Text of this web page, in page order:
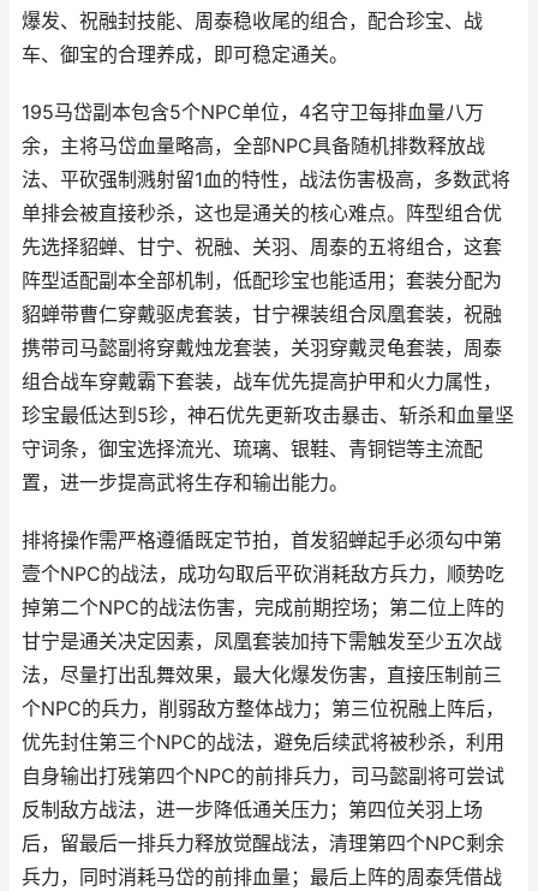
爆发、祝融封技能、周泰稳收尾的组合，配合珍宝、战
车、御宝的合理养成，即可稳定通关。
195马岱副本包含5个NPC单位，4名守卫每排血量八万
余，主将马岱血量略高，全部NPC具备随机排数释放战
法、平砍强制溅射留1血的特性，战法伤害极高，多数武将
单排会被直接秒杀，这也是通关的核心难点。阵型组合优
先选择貂蝉、甘宁、祝融、关羽、周泰的五将组合，这套
阵型适配副本全部机制，低配珍宝也能适用；套装分配为
貂蝉带曹仁穿戴驱虎套装，甘宁裸装组合凤凰套装，祝融
携带司马懿副将穿戴烛龙套装，关羽穿戴灵龟套装，周泰
组合战车穿戴霸下套装，战车优先提高护甲和火力属性，
珍宝最低达到5珍，神石优先更新攻击暴击、斩杀和血量坚
守词条，御宝选择流光、琉璃、银鞋、青铜铠等主流配
置，进一步提高武将生存和输出能力。
排将操作需严格遵循既定节拍，首发貂蝉起手必须勾中第
壹个NPC的战法，成功勾取后平砍消耗敌方兵力，顺势吃
掉第二个NPC的战法伤害，完成前期控场；第二位上阵的
甘宁是通关决定因素，凤凰套装加持下需触发至少五次战
法，尽量打出乱舞效果，最大化爆发伤害，直接压制前三
个NPC的兵力，削弱敌方整体战力；第三位祝融上阵后，
优先封住第三个NPC的战法，避免后续武将被秒杀，利用
自身输出打残第四个NPC的前排兵力，司马懿副将可尝试
反制敌方战法，进一步降低通关压力；第四位关羽上场
后，留最后一排兵力释放觉醒战法，清理第四个NPC剩余
兵力，同时消耗马岱的前排血量；最后上阵的周泰凭借战